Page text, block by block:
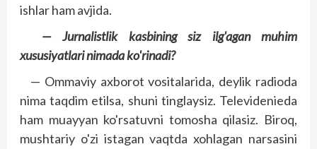
ishlar ham avjida.
— Jurnalistlik kasbining siz ilg'agan muhim
xususiyatlari nimada ko'rinadi?
— Ommaviy axborot vositalarida, deylik radioda
nima taqdim etilsa, shuni tinglaysiz. Televidenieda
ham muayyan ko'rsatuvni tomosha qilasiz. Biroq,
mushtariy o'zi istagan vaqtda xohlagan narsasini